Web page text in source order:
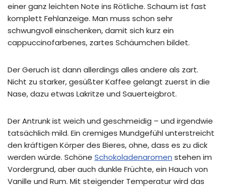
einer ganz leichten Note ins Rötliche. Schaum ist fast
komplett Fehlanzeige. Man muss schon sehr
schwungvoll einschenken, damit sich kurz ein
cappuccinofarbenes, zartes Schäumchen bildet.
Der Geruch ist dann allerdings alles andere als zart.
Nicht zu starker, gesüßter Kaffee gelangt zuerst in die
Nase, dazu etwas Lakritze und Sauerteigbrot.
Der Antrunk ist weich und geschmeidig – und irgendwie
tatsächlich mild. Ein cremiges Mundgefühl unterstreicht
den kräftigen Körper des Bieres, ohne, dass es zu dick
werden würde. Schöne Schokoladenaromen stehen im
Vordergrund, aber auch dunkle Früchte, ein Hauch von
Vanille und Rum. Mit steigender Temperatur wird das